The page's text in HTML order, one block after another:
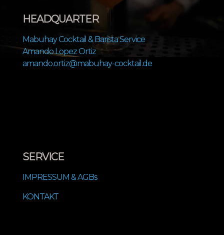
HEADQUARTER
Mabuhay Cocktail & Barista Service
Amando Lopez Ortiz
amando.ortiz@mabuhay-cocktail.de
SERVICE
IMPRESSUM & AGBs
KONTAKT